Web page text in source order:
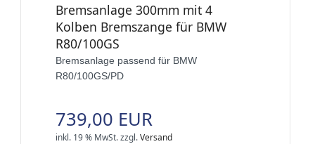
Bremsanlage 300mm mit 4
Kolben Bremszange für BMW
R80/100GS
Bremsanlage passend für BMW
R80/100GS/PD
739,00 EUR
inkl. 19 % MwSt.zzgl.Versand